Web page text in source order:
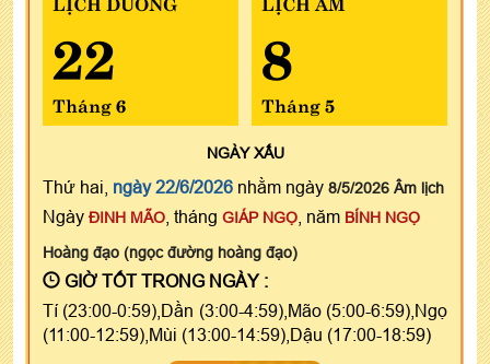
22
Tháng 6
8
Tháng 5
NGÀYXẤU
Thứ hai, ngày 22/6/2026 nhằm ngày 8/5/2026 Âm lịch
Ngày ĐINH MÃO , tháng GIÁP NGỌ , năm BÍNH NGỌ
Hoàng đạo (ngọc đường hoàng đạo)
GIỜ TỐT TRONG NGÀY :
Tí (23:00-0:59),Dần (3:00-4:59),Mão (5:00-6:59),Ngọ
(11:00-12:59),Mùi (13:00-14:59),Dậu (17:00-18:59)